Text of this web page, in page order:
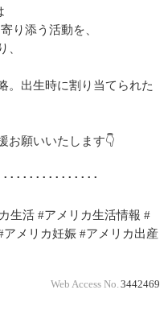
り添う活動を、
、
。出生時に割り当てられた
お願いいたします👇
･･････････････
生活 #アメリカ生活情報 #
メリカ妊娠 #アメリカ出産
Web Access No. 3442469